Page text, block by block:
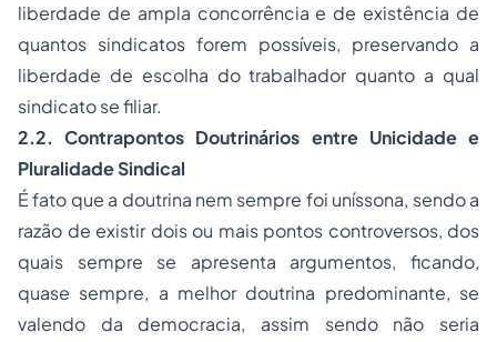
liberdade de ampla concorrência e de existência de
quantos sindicatos forem possíveis, preservando a
liberdade de escolha do trabalhador quanto a qual
sindicato se filiar.
2.2. Contrapontos Doutrinários entre Unicidade e
Pluralidade Sindical
É fato que a doutrina nem sempre foi uníssona, sendo a
razão de existir dois ou mais pontos controversos, dos
quais sempre se apresenta argumentos, ficando,
quase sempre, a melhor doutrina predominante, se
valendo da democracia, assim sendo não seria